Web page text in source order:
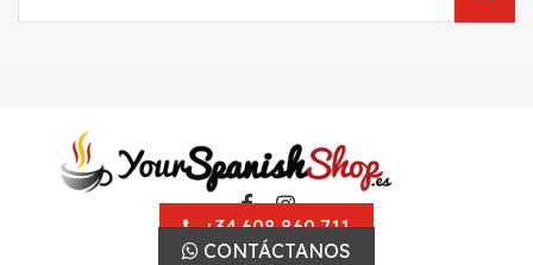
+34 608 860 711
CONTÁCTANOS